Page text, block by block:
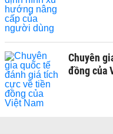
Chuyên
đồng của